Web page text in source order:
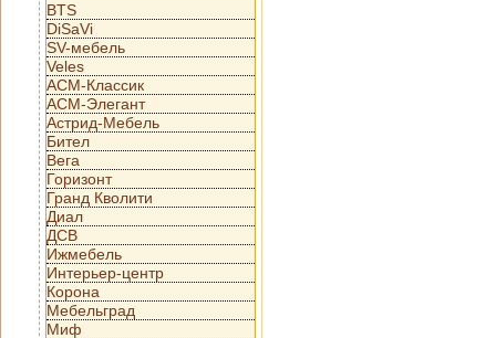
BTS
DiSaVi
SV-мебель
Veles
АСМ-Классик
АСМ-Элегант
Астрид-Мебель
Бител
Вега
Горизонт
Гранд Кволити
Диал
ДСВ
Ижмебель
Интерьер-центр
Корона
Мебельград
Миф